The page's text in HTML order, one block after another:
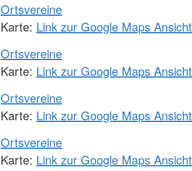
Ortsvereine
Karte: Link zur Google Maps Ansicht
Ortsvereine
Karte: Link zur Google Maps Ansicht
Ortsvereine
Karte: Link zur Google Maps Ansicht
Ortsvereine
Karte: Link zur Google Maps Ansicht